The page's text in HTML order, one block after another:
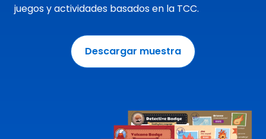
juegos y actividades basados en la TCC.
Descargar muestra